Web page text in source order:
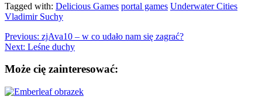
Tagged with: Delicious Games portal games Underwater Cities
Vladimir Suchy
Previous: zjAva10 – w co udało nam się zagrać?
Next: Leśne duchy
Może cię zainteresować: